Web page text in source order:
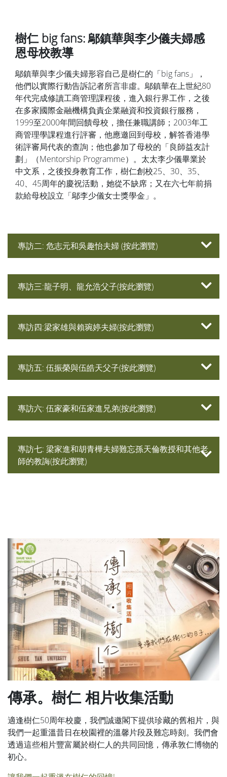
樹仁 big fans: 鄔鎮華與李少儀夫婦感
恩母校教導
鄔鎮華與李少儀夫婦形容自己是樹仁的「big fans」，
他們以實際行動告訴記者所言非虛。鄔鎮華在上世紀80
年代完成修讀工商管理課程後，進入銀行界工作，之後
在多家國際金融機構負責企業融資和投資銀行服務，
1999至2000年間回饋母校，擔任兼職講師；2003年工
商管理學課程進行評審，他應邀回到母校，解答香港學
術評審局代表的查詢；他也參加了母校的「良師益友計
劃」（Mentorship Programme）。太太李少儀畢業於
中文系，之後投身教育工作，樹仁創校25、30、35、
40、45周年的慶祝活動，她從不缺席；又在六七年前捐
款給母校設立「鄔李少儀女士獎學金」。
專訪二: 危志元和吳趣怡夫婦 (按此瀏覽)
專訪三:龍子明、龍允浩父子(按此瀏覽)
專訪四:梁家雄與賴琬婷夫婦(按此瀏覽)
專訪五: 伍振榮與伍皓天父子(按此瀏覽)
專訪六: 伍家豪和伍家進兄弟(按此瀏覽)
專訪七: 梁家進和胡青樺夫婦難忘孫天倫教授和其他老
師的教誨(按此瀏覽)
傳承。樹仁 相片收集活動
適逢樹仁50周年校慶，我們誠邀閣下提供珍藏的舊相片，與
我們一起重溫昔日在校園裡的溫馨片段及難忘時刻。我們會
透過這些相片豐富屬於樹仁人的共同回憶，傳承敦仁博物的
初心。